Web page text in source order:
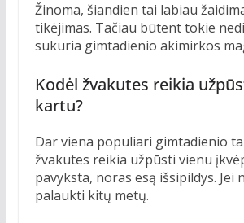
Žinoma, šiandien tai labiau
tikėjimas. Tačiau būtent tokie
sukuria gimtadienio akimirkos
Kodėl žvakutes reikia
kartu?
Dar viena populiari gimtadienio
žvakutes reikia užpūsti vienu
pavyksta, noras esą išsipildys. Jei
palaukti kitų metų.